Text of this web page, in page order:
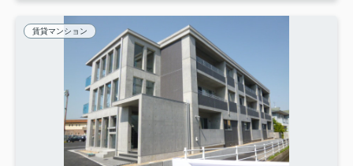
賃貸マンション